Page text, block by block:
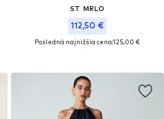
ST MRLO
112,50 €
Posledná najnižšia cena:125,00 €